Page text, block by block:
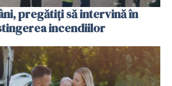
pregătiţi să intervină în
incendiilor